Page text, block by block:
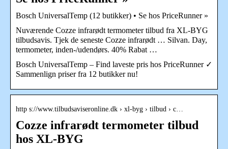
Bosch UniversalTemp (12 butikker) • Se hos PriceRunner »
Nuværende Cozze infrarødt termometer tilbud fra XL-BYG
tilbudsavis. Tjek de seneste Cozze infrarødt … Silvan. Day,
termometer, inden-/udendørs. 40% Rabat …
Bosch UniversalTemp – Find laveste pris hos PriceRunner ✓
Sammenlign priser fra 12 butikker nu!
http s://www.tilbudsaviseronline.dk › xl-byg › tilbud › c…
Cozze infrarødt termometer tilbud
hos XL-BYG